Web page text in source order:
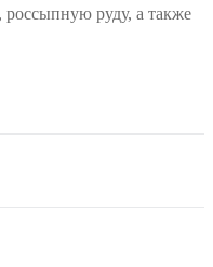
россыпную руду, а также